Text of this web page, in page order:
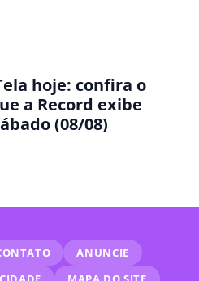
hoje: confira o
a Record exibe
(08/08)
ANUNCIE